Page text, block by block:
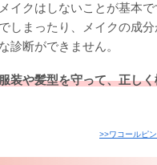
イクはしないことが基本
しまったり、メイクの成
診断ができません。
装や髪型を守って、正し
>>ワコールピ